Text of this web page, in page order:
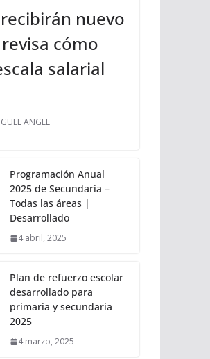
nuevo
cómo
salarial
ANGEL
Programación Anual
2025 de Secundaria –
Todas las áreas |
Desarrollado
4 abril, 2025
Plan de refuerzo escolar
desarrollado para
primaria y secundaria
2025
4 marzo, 2025